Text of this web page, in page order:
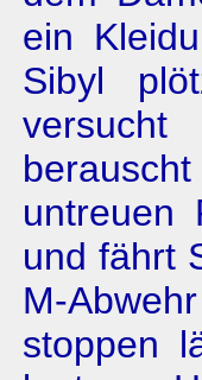
ein
Sibyl
untreuen
und fährt
M-
stoppen